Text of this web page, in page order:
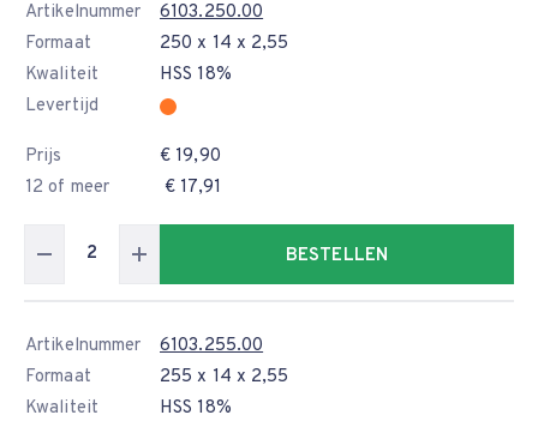
Artikelnummer
6103.250.00
Formaat
250 x 14 x 2,55
Kwaliteit
HSS 18%
Levertijd
Prijs
€ 19,90
12 of meer
€ 17,91
BESTELLEN
Artikelnummer
6103.255.00
Formaat
255 x 14 x 2,55
Kwaliteit
HSS 18%